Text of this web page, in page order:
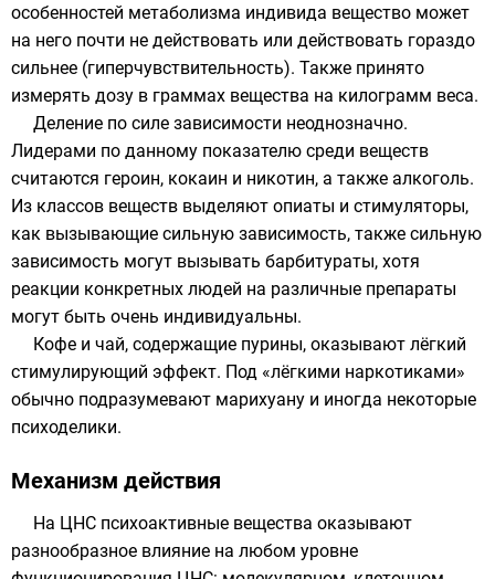
особенностей метаболизма индивида вещество может
на него почти не действовать или действовать гораздо
сильнее (гиперчувствительность). Также принято
измерять дозу в граммах вещества на килограмм веса.
Деление по силе зависимости неоднозначно.
Лидерами по данному показателю среди веществ
считаются героин, кокаин и никотин, а также алкоголь.
Из классов веществ выделяют опиаты и стимуляторы,
как вызывающие сильную зависимость, также сильную
зависимость могут вызывать барбитураты, хотя
реакции конкретных людей на различные препараты
могут быть очень индивидуальны.
Кофе и чай, содержащие пурины, оказывают лёгкий
стимулирующий эффект. Под «лёгкими наркотиками»
обычно подразумевают марихуану и иногда некоторые
психоделики.
Механизм действия
На ЦНС психоактивные вещества оказывают
разнообразное влияние на любом уровне